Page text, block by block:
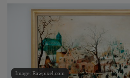
Image: Rawpixel.com